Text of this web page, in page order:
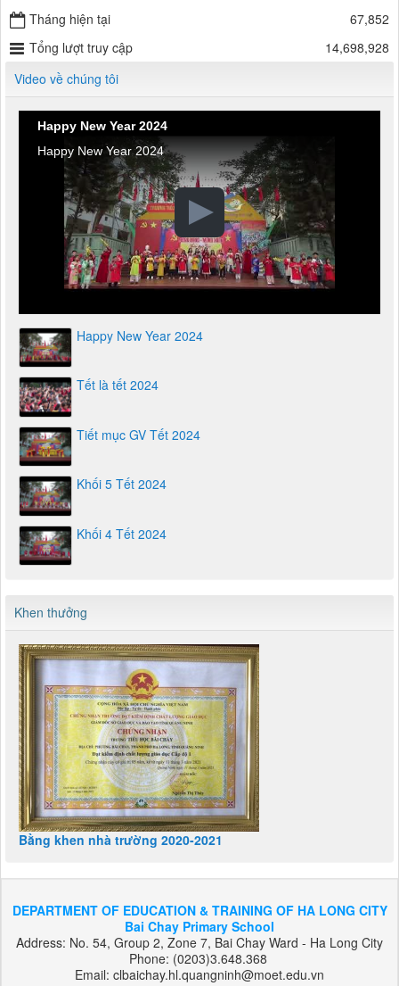
Tháng hiện tại
67,852
Tổng lượt truy cập
14,698,928
Video về chúng tôi
Happy New Year 2024
Happy New Year 2024
Happy New Year 2024
Tết là tết 2024
Tiết mục GV Tết 2024
Khối 5 Tết 2024
Khối 4 Tết 2024
Khen thưởng
Bằng khen nhà trường 2020-2021
DEPARTMENT OF EDUCATION & TRAINING OF HA LONG CITY
Bai Chay Primary School
Address: No. 54, Group 2, Zone 7, Bai Chay Ward - Ha Long City
Phone: (0203)3.648.368
Email: clbaichay.hl.quangninh@moet.edu.vn